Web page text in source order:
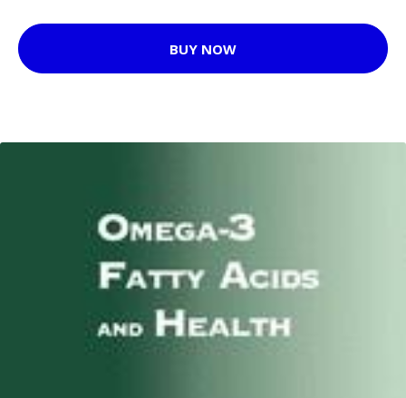
BUY NOW